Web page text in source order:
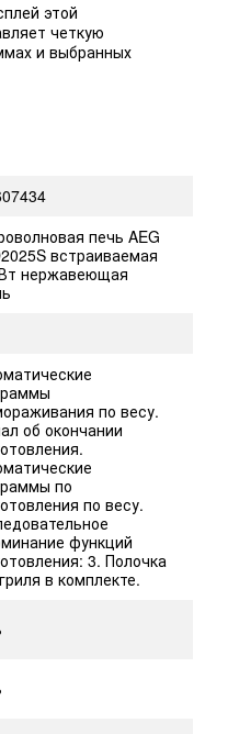
этой
четкую
и выбранных
печь AEG
встраиваемая
нержавеющая
по весу.
об окончании
по
по весу.
функций
3. Полочка
в комплекте.